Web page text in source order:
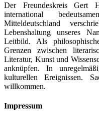
Der Freundeskreis Gert
international
Mitteldeutschland
Lebenshaltung unseres
Leitbild. Als
Grenzen zwischen
Literatur, Kunst und
anknüpfen. In
kulturellen Ereignissen.
willkommen.
Impressum